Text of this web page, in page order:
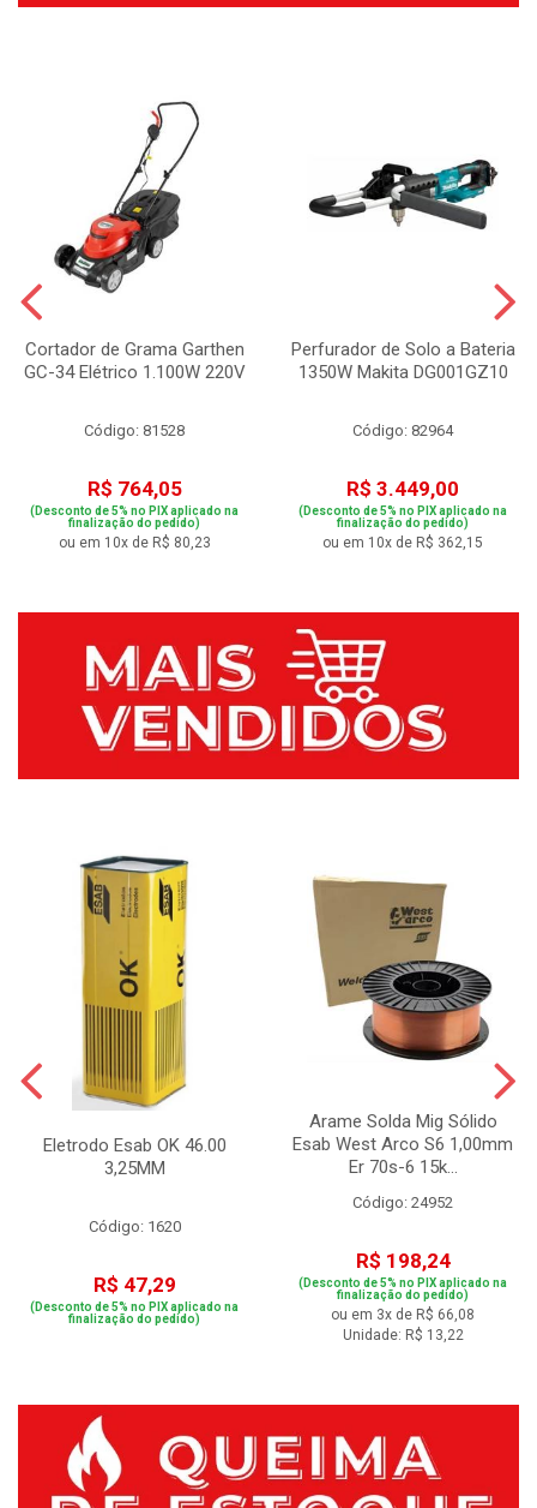
Cortador de Grama Garthen
GC-34 Elétrico 1.100W 220V
Código: 81528
R$ 764,05
(Desconto de 5% no PIX aplicado na
finalização do pedido)
ou em 10x de R$ 80,23
Perfurador de Solo a Bateria
1350W Makita DG001GZ10
Código: 82964
R$ 3.449,00
(Desconto de 5% no PIX aplicado na
finalização do pedido)
ou em 10x de R$ 362,15
Eletrodo Esab OK 46.00
3,25MM
Código: 1620
R$ 47,29
(Desconto de 5% no PIX aplicado na
finalização do pedido)
Arame Solda Mig Sólido
Esab West Arco S6 1,00mm
Er 70s-6 15k...
Código: 24952
R$ 198,24
(Desconto de 5% no PIX aplicado na
finalização do pedido)
ou em 3x de R$ 66,08
Unidade: R$ 13,22